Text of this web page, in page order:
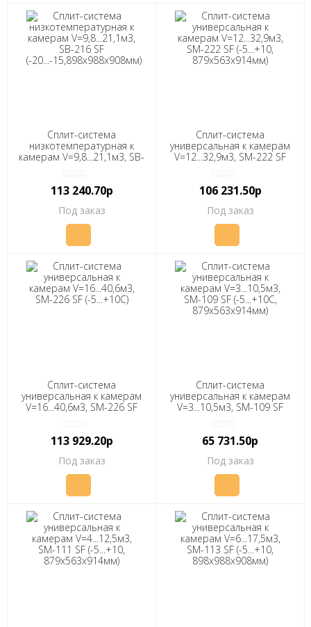
Сплит-система
низкотемпературная к
камерам V=9,8...21,1м3, SB-
"ПОЛАИР"
113 240.70р
Под заказ
Сплит-система
универсальная к камерам
V=12...32,9м3, SM-222 SF
106 231.50р
Под заказ
Сплит-система
универсальная к камерам
V=16...40,6м3, SM-226 SF
113 929.20р
Под заказ
Сплит-система
универсальная к камерам
V=3...10,5м3, SМ-109 SF
65 731.50р
Под заказ